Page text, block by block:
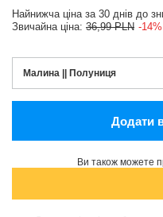
Малина || Полуниця
Найнижча ціна за 30 днів до
Звичайна ціна: 36,99 PLN -14%
Додати
Ви також можете